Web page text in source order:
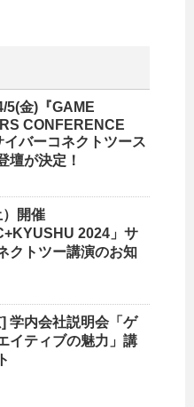
5(金)『GAME
CONFERENCE
イバーコネクトツース
壇が決定！
開催
2024」サ
クトツー講演のお知
学内会社説明会「ゲ
イティブの魅力」講